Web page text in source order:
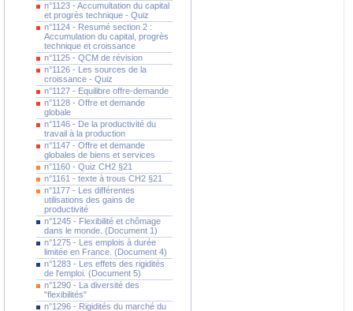
n°1123 - Accumultation du capital
et progrès technique - Quiz
n°1124 - Resumé section 2 :
Accumulation du capital, progrès
technique et croissance
n°1125 - QCM de révision
n°1126 - Les sources de la
croissance - Quiz
n°1127 - Equilibre offre-demande
n°1128 - Offre et demande
globale
n°1146 - De la productivité du
travail à la production
n°1147 - Offre et demande
globales de biens et services
n°1160 - Quiz CH2 §21
n°1161 - texte à trous CH2 §21
n°1177 - Les différentes
utilisations des gains de
productivité
n°1245 - Flexibilité et chômage
dans le monde. (Document 1)
n°1275 - Les emplois à durée
limitée en France. (Document 4)
n°1283 - Les effets des rigidités
de l'emploi. (Document 5)
n°1290 - La diversité des
"flexibilités"
n°1296 - Rigidités du marché du